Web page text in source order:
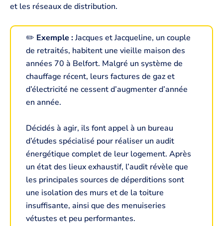
et les réseaux de distribution.
✏️ Exemple :Jacques et Jacqueline, un couple
de retraités, habitent une vieille maison des
années 70 à Belfort. Malgré un système de
chauffage récent, leurs factures de gaz et
d’électricité ne cessent d’augmenter d’année
en année.
Décidés à agir, ils font appel à un bureau
d’études spécialisé pour réaliser un audit
énergétique complet de leur logement. Après
un état des lieux exhaustif, l’audit révèle que
les principales sources de déperditions sont
une isolation des murs et de la toiture
insuffisante, ainsi que des menuiseries
vétustes et peu performantes.